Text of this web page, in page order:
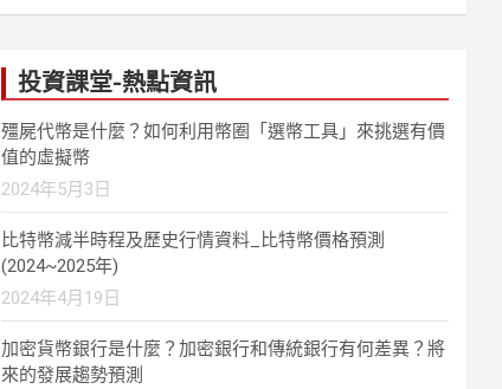
投資課堂-熱點資訊
殭屍代幣是什麼？如何利用幣圈「選幣工具」來挑選有價
值的虛擬幣
2024年5月3日
比特幣減半時程及歷史行情資料_比特幣價格預測
(2024~2025年)
2024年4月19日
加密貨幣銀行是什麼？加密銀行和傳統銀行有何差異？將
來的發展趨勢預測